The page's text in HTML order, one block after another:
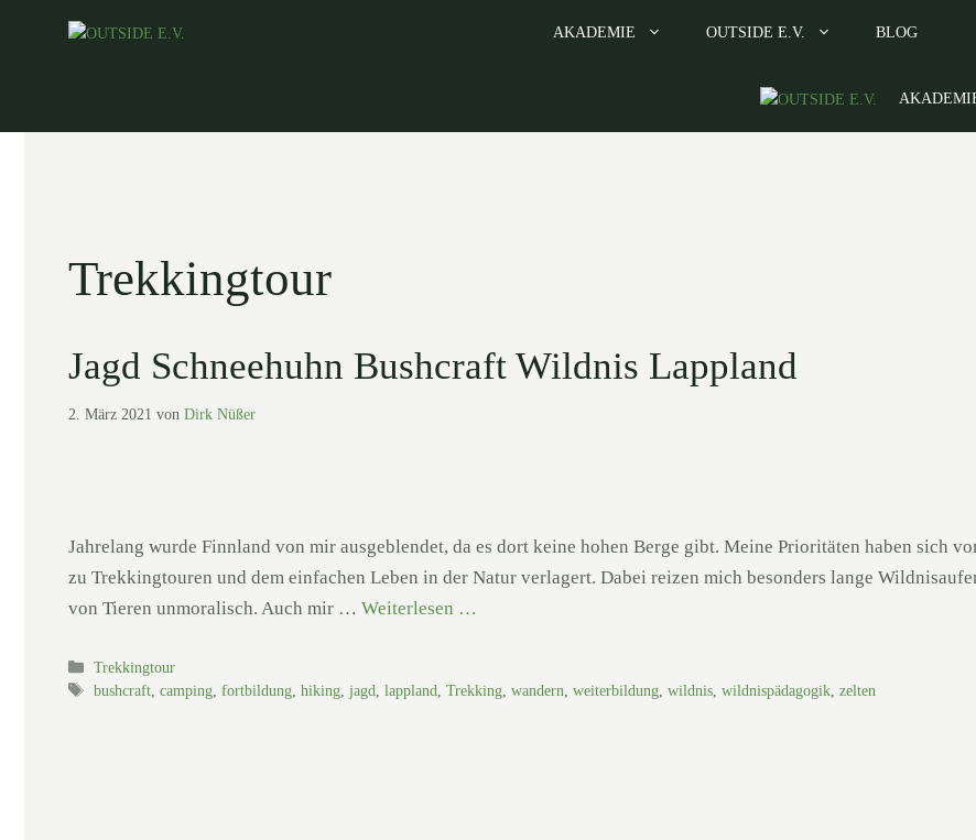
AKADEMIE OUTSIDE E.V. BLOG
Trekkingtour
Jagd Schneehuhn Bushcraft Wildnis Lappland
2. März 2021 von Dirk Nüßer
Jahrelang wurde Finnland von mir ausgeblendet, da es dort keine hohen Berge gibt. Meine Prioritäten haben sich
zu Trekkingtouren und dem einfachen Leben in der Natur verlagert. Dabei reizen mich besonders lange
von Tieren unmoralisch. Auch mir … Weiterlesen …
Kategorien
Trekkingtour
Schlagwörter
bushcraft ,camping ,fortbildung ,hiking ,jagd ,lappland ,Trekking ,wandern ,weiterbildung ,wildnis ,wildnispädagogik ,zelten